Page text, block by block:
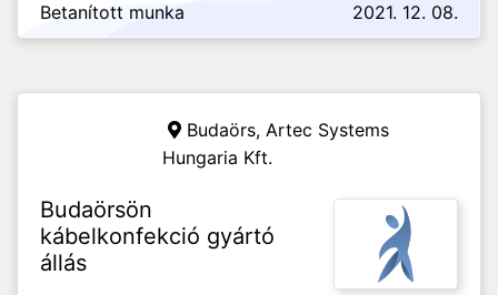
Betanított munka
2021. 12. 08.
Budaörs, Artec Systems
Hungaria Kft.
Budaörsön
kábelkonfekció gyártó
állás